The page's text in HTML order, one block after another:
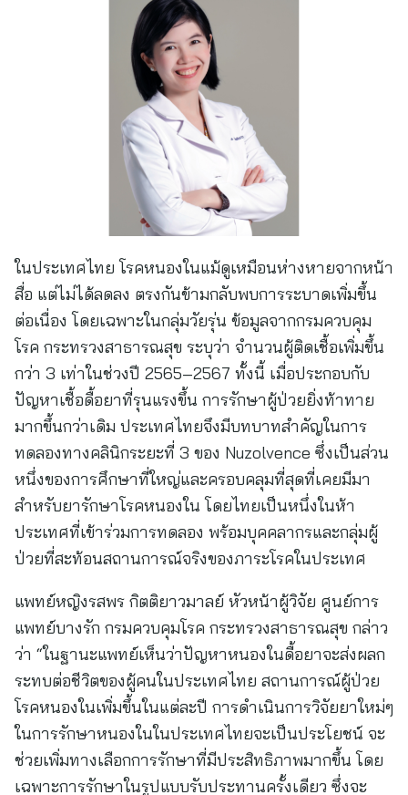
ในประเทศไทย โรคหนองในแม้ดูเหมือนห่างหายจากหน้า
สื่อ แต่ไม่ได้ลดลง ตรงกันข้ามกลับพบการระบาดเพิ่มขึ้น
ต่อเนื่อง โดยเฉพาะในกลุ่มวัยรุ่น ข้อมูลจากกรมควบคุม
โรค กระทรวงสาธารณสุข ระบุว่า จำนวนผู้ติดเชื้อเพิ่มขึ้น
กว่า 3 เท่าในช่วงปี 2565–2567 ทั้งนี้ เมื่อประกอบกับ
ปัญหาเชื้อดื้อยาที่รุนแรงขึ้น การรักษาผู้ป่วยยิ่งท้าทาย
มากขึ้นกว่าเดิม ประเทศไทยจึงมีบทบาทสำคัญในการ
ทดลองทางคลินิกระยะที่ 3 ของ Nuzolvence ซึ่งเป็นส่วน
หนึ่งของการศึกษาที่ใหญ่และครอบคลุมที่สุดที่เคยมีมา
สำหรับยารักษาโรคหนองใน โดยไทยเป็นหนึ่งในห้า
ประเทศที่เข้าร่วมการทดลอง พร้อมบุคคลากรและกลุ่มผู้
ป่วยที่สะท้อนสถานการณ์จริงของภาระโรคในประเทศ
แพทย์หญิงรสพร กิตติยาวมาลย์ หัวหน้าผู้วิจัย ศูนย์การ
แพทย์บางรัก กรมควบคุมโรค กระทรวงสาธารณสุข กล่าว
ว่า “ในฐานะแพทย์เห็นว่าปัญหาหนองในดื้อยาจะส่งผลก
ระทบต่อชีวิตของผู้คนในประเทศไทย สถานการณ์ผู้ป่วย
โรคหนองในเพิ่มขึ้นในแต่ละปี การดำเนินการวิจัยยาใหม่ๆ
ในการรักษาหนองในในประเทศไทยจะเป็นประโยชน์ จะ
ช่วยเพิ่มทางเลือกการรักษาที่มีประสิทธิภาพมากขึ้น โดย
เฉพาะการรักษาในรูปแบบรับประทานครั้งเดียว ซึ่งจะ